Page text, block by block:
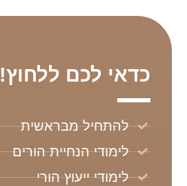
כדאי לכם ללחוץ!
להתחיל מבראשית
לימודי הנחיית הורים
לימודי ייעוץ הורי